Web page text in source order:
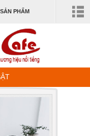
SẢN PHẨM